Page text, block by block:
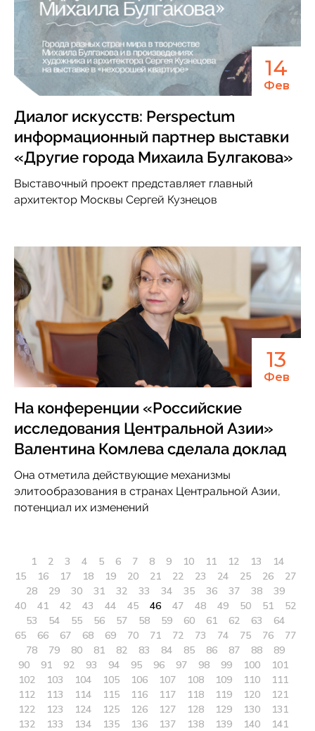
14
Фев
Диалог искусств: Perspеctum
информационный партнер выставки
«Другие города Михаила Булгакова»
Выставочный проект представляет главный
архитектор Москвы Сергей Кузнецов
13
Фев
На конференции «Российские
исследования Центральной Азии»
Валентина Комлева сделала доклад
Она отметила действующие механизмы
элитообразования в странах Центральной Азии,
потенциал их изменений
1 2 3 4 5 6 7 8 9 10 11 12 13
14
15
16 17 18 19 20 21 22 23 24 25 26
27
28
29 30 31 32 33 34 35 36 37 38
39
40
41 42 43 44 45 46 47 48 49 50 51
52
53
54 55 56 57 58 59 60 61 62 63
64
65
66 67 68 69 70 71 72 73 74 75 76
77
78
79 80 81 82 83 84 85 86 87 88
89
90
91 92 93 94 95 96 97 98 99 100
101
102
103 104 105 106 107 108 109 110
111
112
113 114 115 116 117 118 119 120
121
122
123 124 125 126 127 128 129 130
131
132
133 134 135 136 137 138 139 140
141